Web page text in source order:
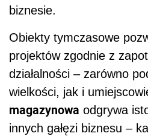
biznesie.
Obiekty tymczasowe
projektów zgodnie z
działalności – zarówno
wielkości, jak i
magazynowa odgrywa
innych gałęzi biznesu –